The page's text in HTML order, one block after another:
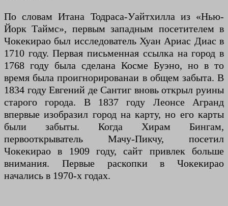
По словам Итана Тодраса-Уайтхилла из «Нью-
Йорк Таймс», первым западным посетителем в
Чокекирао был исследователь Хуан Ариас Диас в
1710 году. Первая письменная ссылка на город в
1768 году была сделана Косме Буэно, но в то
время была проигнорированаи в общем забыта. В
1834 году Евгений де Сантиг вновь открыл руины
старого города. В 1837 году Леонсе Агранд
впервые изобразил город на карту, но его карты
были забыты. Когда Хирам Бингам,
первооткрыватель Мачу-Пикчу, посетил
Чокекирао в 1909 году, сайт привлек больше
внимания. Первые раскопки в Чокекирао
начались в 1970-х годах.